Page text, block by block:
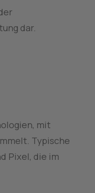
dar.
mit
Typische
Pixel, die im